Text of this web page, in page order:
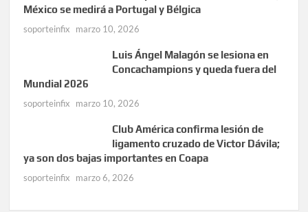
México se medirá a Portugal y Bélgica
soporteinfix marzo 10, 2026
Luis Ángel Malagón se lesiona en
Concachampions y queda fuera del
Mundial 2026
soporteinfix marzo 10, 2026
Club América confirma lesión de
ligamento cruzado de Victor Dávila;
ya son dos bajas importantes en Coapa
soporteinfix marzo 6, 2026